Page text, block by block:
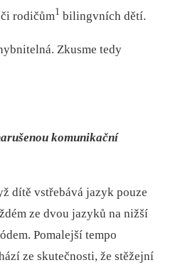
rodičům1 bilingvních dětí.
Zkusme tedy
komunikační
dítě vstřebává jazyk pouze
ze dvou jazyků na nižší
Pomalejší tempo
ze skutečnosti, že stěžejní